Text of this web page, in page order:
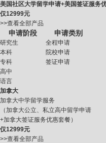
美国社区大学留学申请+美国签证服务
仅12999元
>>查看全部产品
申请阶段 申请类别
研究生
全程申请
本科
院校申请
专科
签证申请
高中
语言
加拿大
加拿大中学留学服务
（加拿大公立、私立高中留学申请
+加拿大签证服务优惠套餐）
仅12999元
>>查看全部产品